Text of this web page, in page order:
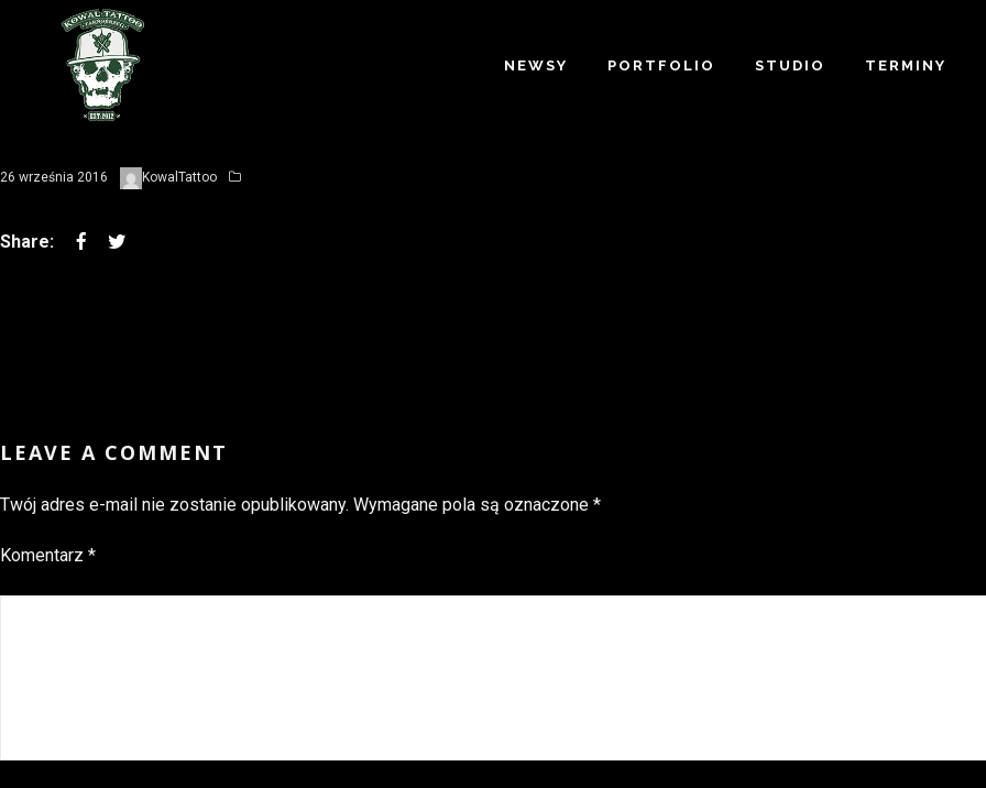
NEWSY PORTFOLIO STUDIO TERMINY
26 września 2016 KowalTattoo
LEAVE A COMMENT
Twój adres e-mail nie zostanie opublikowany. Wymagane pola są oznaczone *
Komentarz *